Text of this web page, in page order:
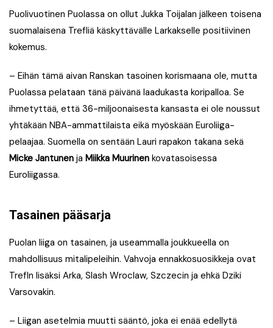
Puolivuotinen Puolassa on ollut Jukka Toijalan jälkeen toisena
suomalaisena Trefliä käskyttävälle Larkakselle positiivinen
kokemus.
– Eihän tämä aivan Ranskan tasoinen korismaana ole, mutta
Puolassa pelataan tänä päivänä laadukasta koripalloa. Se
ihmetyttää, että 36-miljoonaisesta kansasta ei ole noussut
yhtäkään NBA-ammattilaista eikä myöskään Euroliiga-
pelaajaa. Suomella on sentään Lauri rapakon takana sekä
Micke Jantunen ja Miikka Muurinen kovatasoisessa
Euroliigassa.
Tasainen pääsarja
Puolan liiga on tasainen, ja useammalla joukkueella on
mahdollisuus mitalipeleihin. Vahvoja ennakkosuosikkeja ovat
Trefln lisäksi Arka, Slash Wroclaw, Szczecin ja ehkä Dziki
Varsovakin.
– Liigan asetelmia muutti sääntö, joka ei enää edellytä